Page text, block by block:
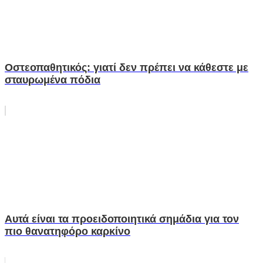
Οστεοπαθητικός: γιατί δεν πρέπει να κάθεστε με
σταυρωμένα πόδια
Αυτά είναι τα προειδοποιητικά σημάδια για τον
πιο θανατηφόρο καρκίνο